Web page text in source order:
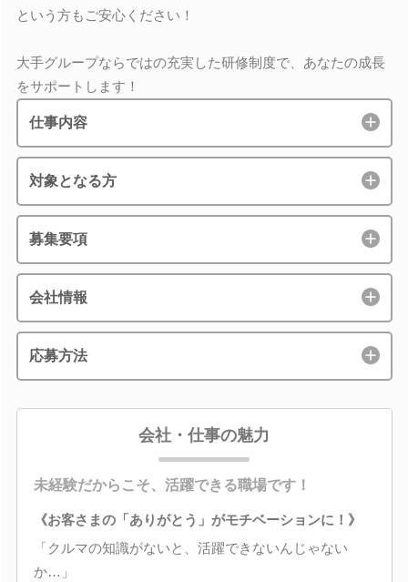
という方もご安心ください！
大手グループならではの充実した研修制度で、あなたの成長
をサポートします！
仕事内容
対象となる方
募集要項
会社情報
応募方法
会社・仕事の魅力
未経験だからこそ、活躍できる職場です！
《お客さまの「ありがとう」がモチベーションに！》
「クルマの知識がないと、活躍できないんじゃない
か…」